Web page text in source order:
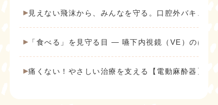
見えない飛沫から、みんなを守る。口腔外バキュー
「食べる」を見守る目 ― 嚥下内視鏡（VE）のはな
痛くない！やさしい治療を支える【電動麻酔器】